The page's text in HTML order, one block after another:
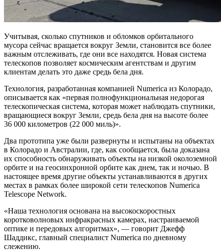
Учитывая, сколько спутников и обломков орбитального
мусора сейчас вращается вокруг Земли, становится все более
важным отслеживать, где они все находятся. Новая система
телескопов позволяет космическим агентствам и другим
клиентам делать это даже средь бела дня.
Технология, разработанная компанией Numerica из Колорадо,
описывается как «первая полнофункциональная недорогая
телескопическая система, которая может наблюдать спутники,
вращающиеся вокруг Земли, средь бела дня на высоте более
36 000 километров (22 000 миль)».
Два прототипа уже были развернуты и испытаны на объектах
в Колорадо и Австралии, где, как сообщается, была доказана
их способность обнаруживать объекты на низкой околоземной
орбите и на геосинхронной орбите как днем, так и ночью. В
настоящее время другие объекты устанавливаются в других
местах в рамках более широкой сети телескопов Numerica
Telescope Network.
«Наша технология основана на высокоскоростных
коротковолновых инфракрасных камерах, настраиваемой
оптике и передовых алгоритмах», — говорит Джефф
Шаддикс, главный специалист Numerica по дневному
слежению.